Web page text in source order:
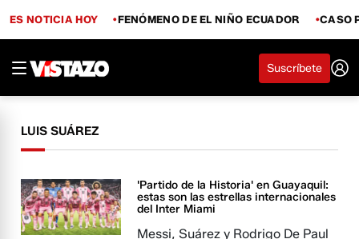
ES NOTICIA HOY FENÓMENO DE EL NIÑO ECUADOR CASO
Suscríbete
LUIS SUÁREZ
'Partido de la Historia' en Guayaquil:
estas son las estrellas internacionales
del Inter Miami
Messi, Suárez y Rodrigo De Paul